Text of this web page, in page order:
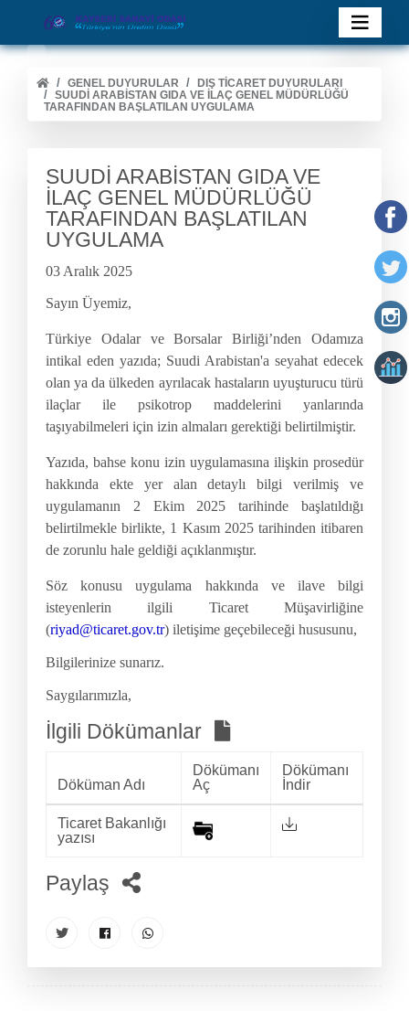
GENEL DUYURULAR
DIŞ TİCARET DUYURULARI
SUUDİ ARABİSTAN GIDA VE İLAÇ GENEL MÜDÜRLÜĞÜ
TARAFINDAN BAŞLATILAN UYGULAMA
SUUDİ ARABİSTAN GIDA VE
İLAÇ GENEL MÜDÜRLÜĞÜ
TARAFINDAN BAŞLATILAN
UYGULAMA
03 Aralık 2025
Sayın Üyemiz,
Türkiye Odalar ve Borsalar Birliği’nden Odamıza
intikal eden yazıda; Suudi Arabistan'a seyahat edecek
olan ya da ülkeden ayrılacak hastaların uyuşturucu türü
ilaçlar ile psikotrop maddelerini yanlarında
taşıyabilmeleri için izin almaları gerektiği belirtilmiştir.
Yazıda, bahse konu izin uygulamasına ilişkin prosedür
hakkında ekte yer alan detaylı bilgi verilmiş ve
uygulamanın 2 Ekim 2025 tarihinde başlatıldığı
belirtilmekle birlikte, 1 Kasım 2025 tarihinden itibaren
de zorunlu hale geldiği açıklanmıştır.
Söz konusu uygulama hakkında ve ilave bilgi
isteyenlerin ilgili Ticaret Müşavirliğine
(riyad@ticaret.gov.tr) iletişime geçebileceği hususunu,
Bilgilerinize sunarız.
Saygılarımızla,
İlgili Dökümanlar
Döküman Adı
Dökümanı
Aç
Dökümanı
İndir
Ticaret Bakanlığı
yazısı
Paylaş